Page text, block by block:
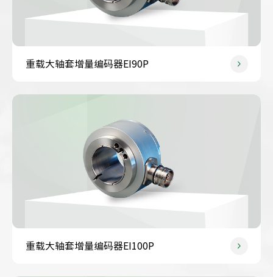
重载大轴套增量编码器EI90P
重载大轴套增量编码器EI100P